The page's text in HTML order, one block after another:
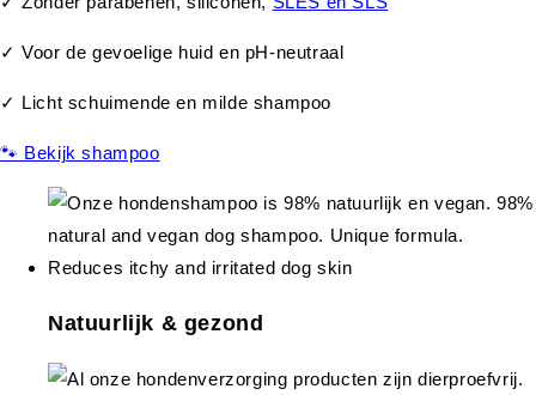
✓ Voor de gevoelige huid en pH-neutraal
✓ Licht schuimende en milde shampoo
🐾 Bekijk shampoo
Natuurlijk & gezond